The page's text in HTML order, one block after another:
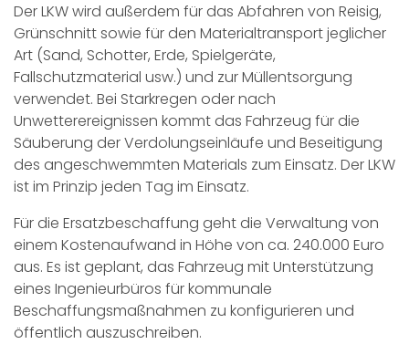
Der LKW wird außerdem für das Abfahren von Reisig,
Grünschnitt sowie für den Materialtransport jeglicher
Art (Sand, Schotter, Erde, Spielgeräte,
Fallschutzmaterial usw.) und zur Müllentsorgung
verwendet. Bei Starkregen oder nach
Unwetterereignissen kommt das Fahrzeug für die
Säuberung der Verdolungseinläufe und Beseitigung
des angeschwemmten Materials zum Einsatz. Der LKW
ist im Prinzip jeden Tag im Einsatz.
Für die Ersatzbeschaffung geht die Verwaltung von
einem Kostenaufwand in Höhe von ca. 240.000 Euro
aus. Es ist geplant, das Fahrzeug mit Unterstützung
eines Ingenieurbüros für kommunale
Beschaffungsmaßnahmen zu konfigurieren und
öffentlich auszuschreiben.